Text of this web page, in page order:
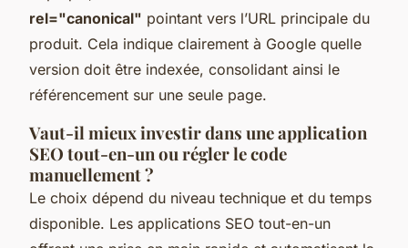
rel="canonical" pointant vers l’URL principale du
produit. Cela indique clairement à Google quelle
version doit être indexée, consolidant ainsi le
référencement sur une seule page.
Vaut-il mieux investir dans une application
SEO tout-en-un ou régler le code
manuellement ?
Le choix dépend du niveau technique et du temps
disponible. Les applications SEO tout-en-un